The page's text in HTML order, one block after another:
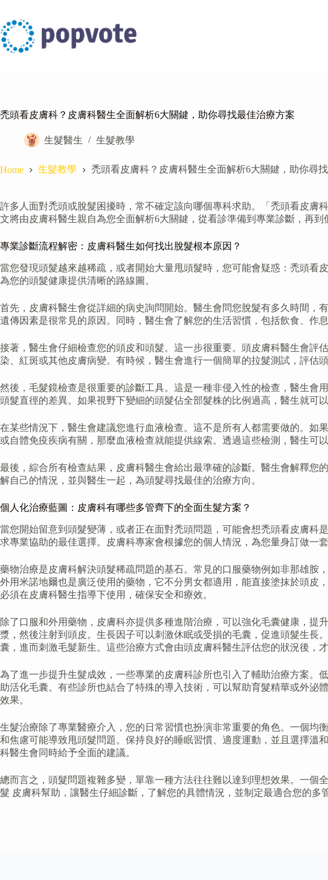
content
禿頭看皮膚科？皮膚科醫生全面解析6大關鍵，助你尋找最佳治療方案
生髮醫生 生髮教學
Home 生髮教學 禿頭看皮膚科？皮膚科醫生全面解析6大關鍵，助你尋
許多人面對禿頭或脫髮困擾時，常不確定該向哪個專科求助。「禿頭看皮
文將由皮膚科醫生親自為您全面解析6大關鍵，從看診準備到專業診斷，再
專業診斷流程解密：皮膚科醫生如何找出脫髮根本原因？
當您發現頭髮越來越稀疏，或者開始大量甩頭髮時，您可能會疑惑：禿頭看
為您的頭髮健康提供清晰的路線圖。
首先，皮膚科醫生會從詳細的病史詢問開始。醫生會問您脫髮有多久時間
遺傳因素是很常見的原因。同時，醫生會了解您的生活習慣，包括飲食、作
接著，醫生會仔細檢查您的頭皮和頭髮。這一步很重要。頭皮膚科醫生會
染、紅斑或其他皮膚病變。有時候，醫生會進行一個簡單的拉髮測試，評估頭
然後，毛髮鏡檢查是很重要的診斷工具。這是一種非侵入性的檢查，醫生會
頭髮直徑的差異。如果視野下變細的頭髮佔全部髮株的比例過高，醫生就可
在某些情況下，醫生會建議您進行血液檢查。這不是所有人都需要做的。如
或自體免疫疾病有關，那麼血液檢查就能提供線索。透過這些檢測，醫生可
最後，綜合所有檢查結果，皮膚科醫生會給出最準確的診斷。醫生會解釋您
解自己的情況，並與醫生一起，為頭髮尋找最佳的治療方向。
個人化治療藍圖：皮膚科有哪些多管齊下的全面生髮方案？
當您開始留意到頭髮變薄，或者正在面對禿頭問題，可能會想禿頭看皮膚
求專業協助的最佳選擇。皮膚科專家會根據您的個人情況，為您量身訂做一
藥物治療是皮膚科解決頭髮稀疏問題的基石。常見的口服藥物例如非那雄胺
外用米諾地爾也是廣泛使用的藥物，它不分男女都適用，能直接塗抹於頭皮
必須在皮膚科醫生指導下使用，確保安全和療效。
除了口服和外用藥物，皮膚科亦提供多種進階治療，可以強化毛囊健康，提
漿，然後注射到頭皮。生長因子可以刺激休眠或受損的毛囊，促進頭髮生
囊，進而刺激毛髮新生。這些治療方式會由頭皮膚科醫生評估您的狀況後，才
為了進一步提升生髮成效，一些專業的皮膚科診所也引入了輔助治療方案
助活化毛囊。有些診所也結合了特殊的導入技術，可以幫助育髮精華或外
效果。
生髮治療除了專業醫療介入，您的日常習慣也扮演非常重要的角色。一個均
和焦慮可能導致甩頭髮問題。保持良好的睡眠習慣、適度運動，並且選擇
科醫生會同時給予全面的建議。
總而言之，頭髮問題複雜多變，單靠一種方法往往難以達到理想效果。一
髮 皮膚科幫助，讓醫生仔細診斷，了解您的具體情況，並制定最適合您的多